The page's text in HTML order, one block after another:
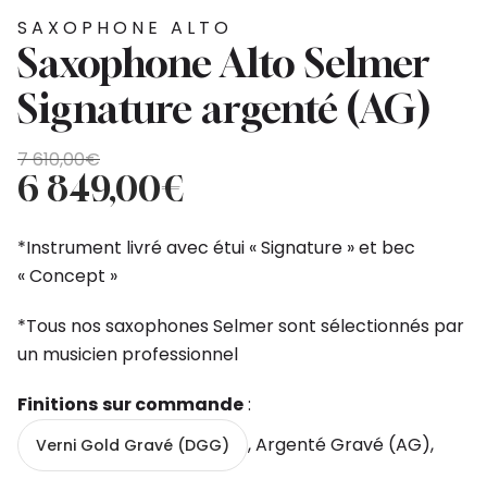
SAXOPHONE ALTO
Saxophone Alto Selmer
Signature argenté (AG)
7 610,00€
Le
prix
initial
était :
7
610,00€.
6 849,00€
Le
prix
actuel
est :
6
849,00€.
*Instrument livré avec étui « Signature » et bec
« Concept »
*Tous nos saxophones Selmer sont sélectionnés par
un musicien professionnel
Finitionssur commande:
Verni Gold Gravé (DGG) , Argenté Gravé (AG),